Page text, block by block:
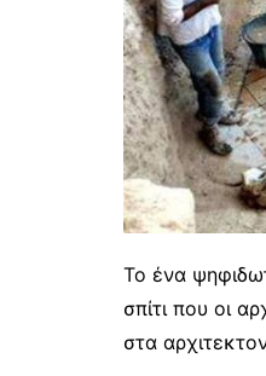
Το ένα
σπίτι που οι
στα